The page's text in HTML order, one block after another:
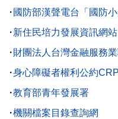
國防部漢聲電台「國防小
新住民培力發展資訊網站
財團法人台灣金融服務
身心障礙者權利公約
教育部青年發展署
機關檔案目錄查詢網